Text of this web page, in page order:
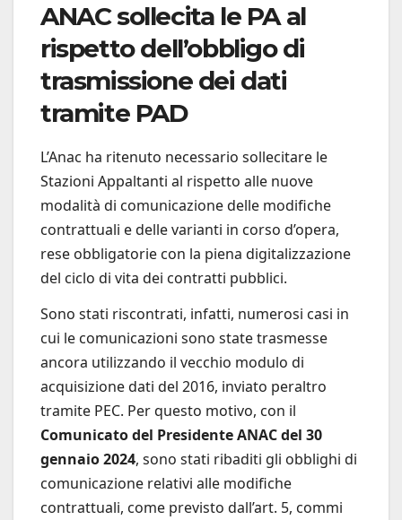
ANAC sollecita le PA al
rispetto dell’obbligo di
trasmissione dei dati
tramite PAD
L’Anac ha ritenuto necessario sollecitare le
Stazioni Appaltanti al rispetto alle nuove
modalità di comunicazione delle modifiche
contrattuali e delle varianti in corso d’opera,
rese obbligatorie con la piena digitalizzazione
del ciclo di vita dei contratti pubblici.
Sono stati riscontrati, infatti, numerosi casi in
cui le comunicazioni sono state trasmesse
ancora utilizzando il vecchio modulo di
acquisizione dati del 2016, inviato peraltro
tramite PEC. Per questo motivo, con il
Comunicato del Presidente ANAC del 30
gennaio 2024, sono stati ribaditi gli obblighi di
comunicazione relativi alle modifiche
contrattuali, come previsto dall’art. 5, commi